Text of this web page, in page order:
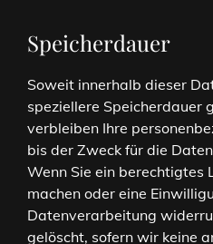
Speicherdauer
Soweit innerhalb dieser
speziellere Speicherdauer
verbleiben Ihre
bis der Zweck für die
Wenn Sie ein berechtigtes
machen oder eine
Datenverarbeitung
gelöscht, sofern wir keine